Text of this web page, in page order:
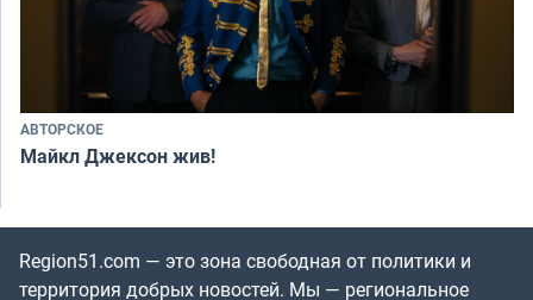
АВТОРСКОЕ
Майкл Джексон жив!
Region51.com — это зона свободная от политики и
территория добрых новостей. Мы — региональное